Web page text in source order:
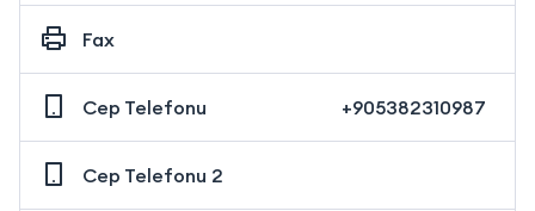
Fax
Cep Telefonu +905382310987
Cep Telefonu 2